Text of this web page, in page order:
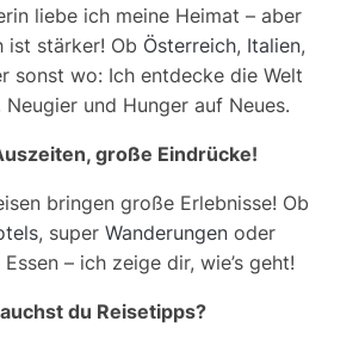
liebe ich meine Heimat – aber
ist stärker! Ob Österreich, Italien,
sonst wo: Ich entdecke die Welt
Neugier und Hunger auf Neues.
große Eindrücke!
bringen große Erlebnisse! Ob
, super Wanderungenoder
– ich zeige dir, wie’s geht!
du Reisetipps?